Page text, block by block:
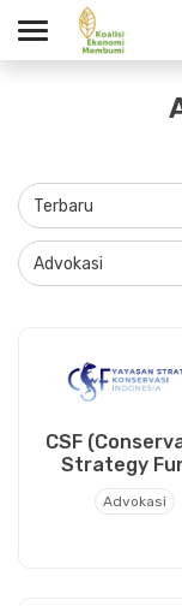
Terbaru
Advokasi
CSF
Strategy
Advokasi